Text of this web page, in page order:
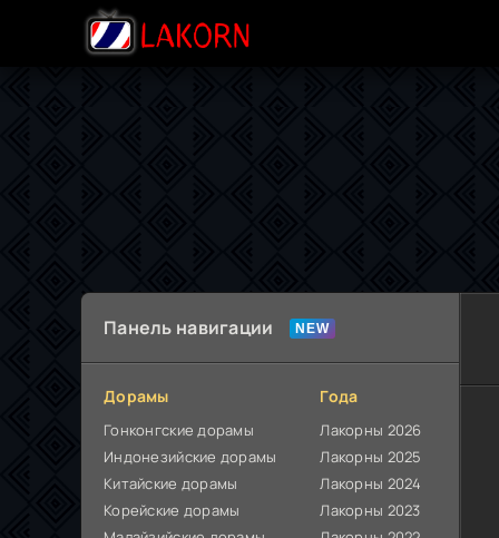
Панель навигации
Дорамы
Гонконгские дорамы
Индонезийские дорамы
Китайские дорамы
Корейские дорамы
Года
Лакорны 2026
Лакорны 2025
Лакорны 2024
Лакорны 2023